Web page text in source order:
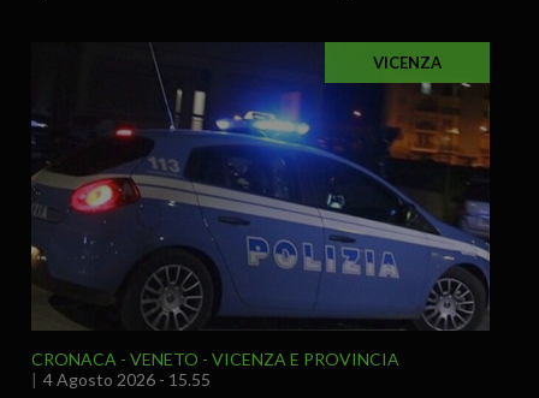
VICENZA
CRONACA VENETO
VICENZA E PROVINCIA
4 Agosto 2026 - 15.55